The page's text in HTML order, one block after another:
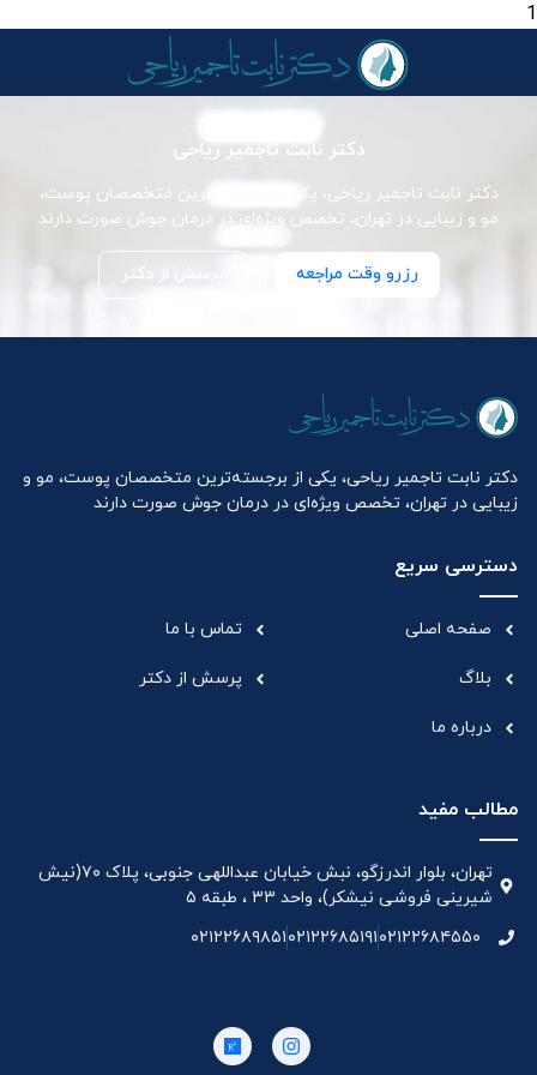
1
دکتر نابت تاجمیر ریاحی
دکتر نابت تاجمیر ریاحی، یکی از برجسته‌ترین متخصصان پوست،
مو و زیبایی در تهران، تخصص ویژه‌ای در درمان جوش صورت دارند
رزرو وقت مراجعه پرسش از دکتر
دکتر نابت تاجمیر ریاحی، یکی از برجسته‌ترین متخصصان پوست، مو و
زیبایی در تهران، تخصص ویژه‌ای در درمان جوش صورت دارند
دسترسی سریع
صفحه اصلی
بلاگ
درباره ما
تماس با ما
پرسش از دکتر
مطالب مفید
تهران، بلوار اندرزگو، نبش خیابان عبداللهی جنوبی، پلاک ۷۰(نیش
شیرینی فروشی نیشکر)، واحد ۳۳ ، طبقه ۵
۰۲۱۲۲۶۸۴۵۵۰۰۲۱۲۲۶۸۵۱۹۱۰۲۱۲۲۶۸۹۸۵۱